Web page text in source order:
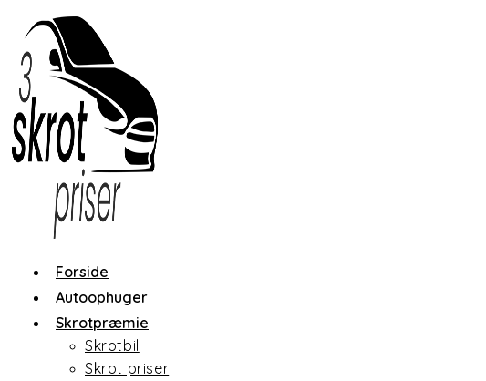
content
Forside
Autoophuger
Skrotpræmie
Skrotbil
Skrot priser